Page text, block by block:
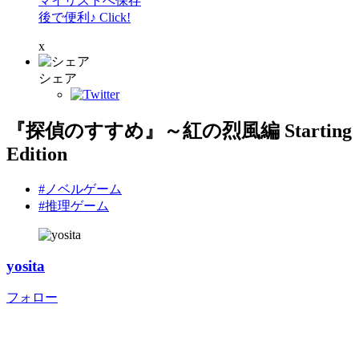
後で便利♪ Click!
x
シェア
『探偵のすすめ』～紅の烈風編 Starting
Edition
#ノベルゲーム
#推理ゲーム
yosita
フォロー